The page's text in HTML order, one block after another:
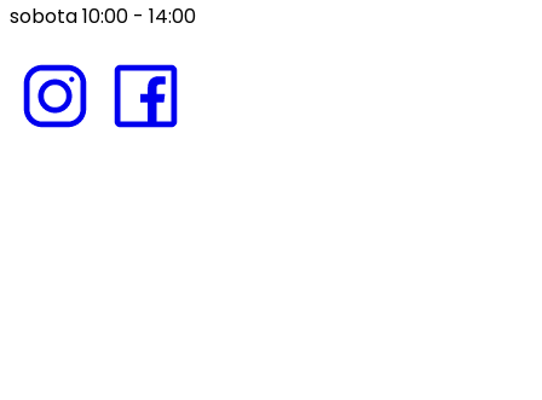
sobota 10:00 - 14:00